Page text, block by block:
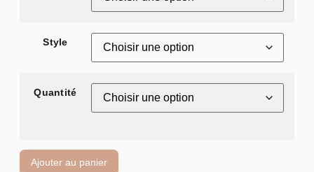
Style
Quantité
Ajouter au panier